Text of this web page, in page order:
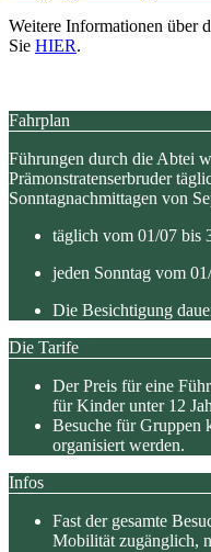
Weitere Informationen über
Sie HIER.
Fahrplan
Führungen durch die Abtei
Prämonstratenserbruder
Sonntagnachmittagen von
täglich vom 01/07 bis
jeden Sonntag vom
Die Besichtigung
Die Tarife
Der Preis für eine
für Kinder unter 12
Besuche für Gruppen
organisiert werden.
Infos
Fast der gesamte
Mobilität zugänglich,